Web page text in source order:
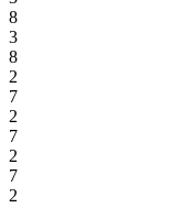
8
3
8
2
7
2
7
2
7
2